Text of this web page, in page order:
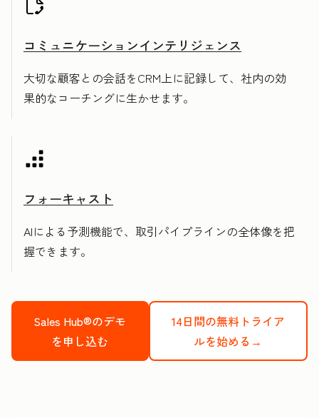
コミュニケーションインテリジェンス
大切な顧客との会話をCRM上に記録して、社内の効
果的なコーチングに生かせます。
フォーキャスト
AIによる予測機能で、取引パイプラインの全体像を把
握できます。
Sales Hub®のデモ
を申し込む
14日間の無料トライア
ルを始める→